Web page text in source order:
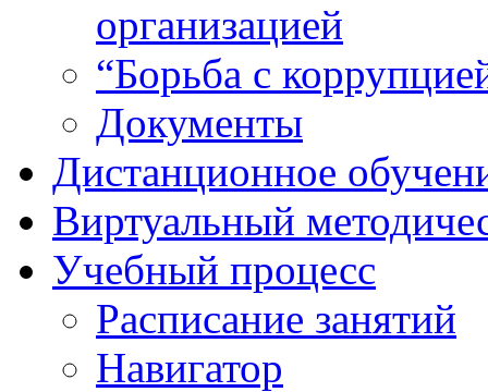
организацией
“Борьба с
Документы
Дистанционное
Виртуальный
Учебный процесс
Расписание занятий
Навигатор